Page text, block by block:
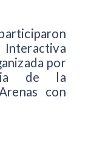
por
de la
con